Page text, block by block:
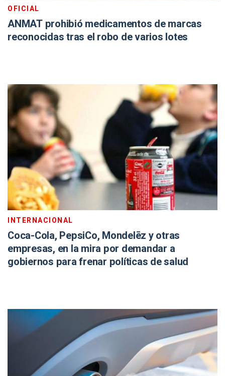
OFICIAL
ANMAT prohibió medicamentos de marcas
reconocidas tras el robo de varios lotes
INTERNACIONAL
Coca-Cola, PepsiCo, Mondelēz y otras
empresas, en la mira por demandar a
gobiernos para frenar políticas de salud